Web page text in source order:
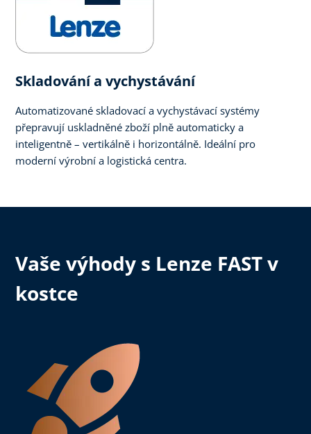
Skladování a vychystávání
Automatizované skladovací a vychystávací systémy
přepravují uskladněné zboží plně automaticky a
inteligentně – vertikálně i horizontálně. Ideální pro
moderní výrobní a logistická centra.
Vaše výhody s Lenze FAST v
kostce